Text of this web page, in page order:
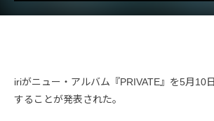
iriがニュー・アルバム『PRIVATE』を5月10
することが発表された。